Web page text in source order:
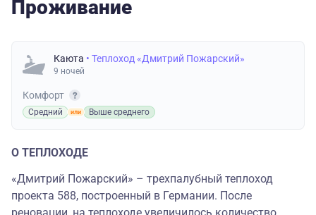
Проживание
Каюта • Теплоход «Дмитрий Пожарский»
9 ночей
Комфорт
Средний Выше среднего
О ТЕПЛОХОДЕ
«Дмитрий Пожарский» – трехпалубный теплоход
проекта 588, построенный в Германии. После